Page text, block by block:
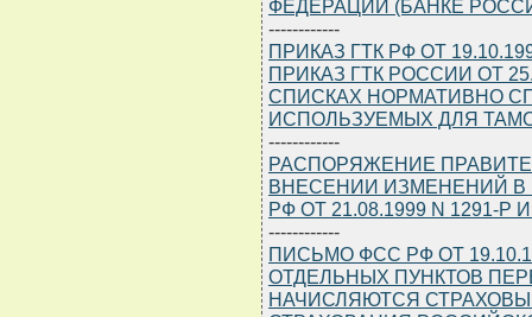
ФЕДЕРАЦИИ (БАНКЕ
------------
ПРИКАЗ ГТК РФ ОТ
ПРИКАЗ ГТК РОССИИ ОТ
СПИСКАХ НОРМАТИВНО
ИСПОЛЬЗУЕМЫХ ДЛЯ
------------
РАСПОРЯЖЕНИЕ
ВНЕСЕНИИ ИЗМЕНЕНИЙ
РФ ОТ 21.08.1999 N 1291-Р
------------
ПИСЬМО ФСС РФ ОТ
ОТДЕЛЬНЫХ ПУНКТОВ
НАЧИСЛЯЮТСЯ